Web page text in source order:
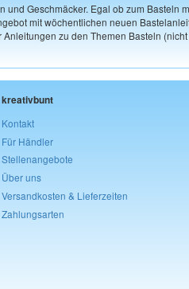
Geschmäcker. Egal ob zum Basteln
mit wöchentlichen neuen
zu den Themen Basteln
kreativbunt
Kontakt
Für Händler
Stellenangebote
Über uns
Versandkosten & Lieferzeiten
Zahlungsarten